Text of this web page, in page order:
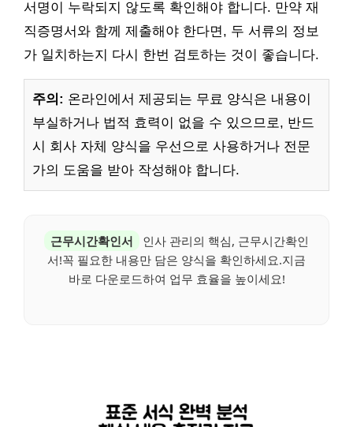
서명이 누락되지 않도록 확인해야 합니다. 만약 재
직증명서와 함께 제출해야 한다면, 두 서류의 정보
가 일치하는지 다시 한번 검토하는 것이 좋습니다.
주의: 온라인에서 제공되는 무료 양식은 내용이
부실하거나 법적 효력이 없을 수 있으므로, 반드
시 회사 자체 양식을 우선으로 사용하거나 전문
가의 도움을 받아 작성해야 합니다.
근무시간확인서
인사 관리의 핵심, 근무시간확인
서!꼭 필요한 내용만 담은 양식을 확인하세요.지금
바로 다운로드하여 업무 효율을 높이세요!